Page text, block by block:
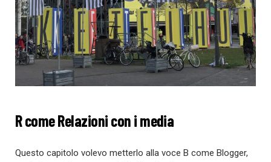
R come Relazioni con i media
Questo capitolo volevo metterlo alla voce B come Blogger,